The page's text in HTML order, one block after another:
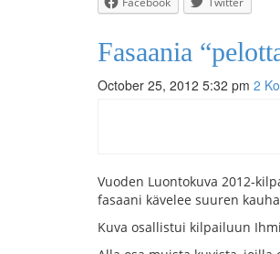
Fasaania
October 25, 2012 5:32 pm 2
Vuoden Luontokuva 2012-
fasaani kävelee suuren
Kuva osallistui kilpailuun